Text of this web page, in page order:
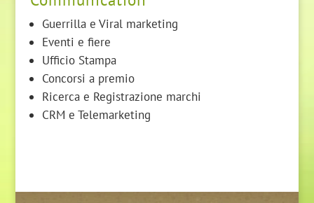
Guerrilla e Viral marketing
Eventi e fiere
Ufficio Stampa
Concorsi a premio
Ricerca e Registrazione marchi
CRM e Telemarketing